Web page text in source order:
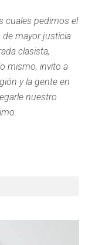
cuales pedimos el
mayor justicia
clasista,
mismo, invito a
y la gente en
nuestro